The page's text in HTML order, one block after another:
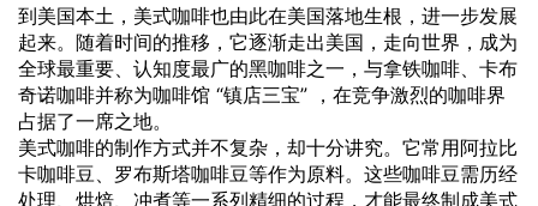
到美国本土，美式咖啡也由此在美国落地生根，进一步发展
起来。随着时间的推移，它逐渐走出美国，走向世界，成为
全球最重要、认知度最广的黑咖啡之一，与拿铁咖啡、卡布
奇诺咖啡并称为咖啡馆 “镇店三宝” ，在竞争激烈的咖啡界
占据了一席之地。
美式咖啡的制作方式并不复杂，却十分讲究。它常用阿拉比
卡咖啡豆、罗布斯塔咖啡豆等作为原料。这些咖啡豆需历经
处理、烘焙、冲煮等一系列精细的过程，才能最终制成美式